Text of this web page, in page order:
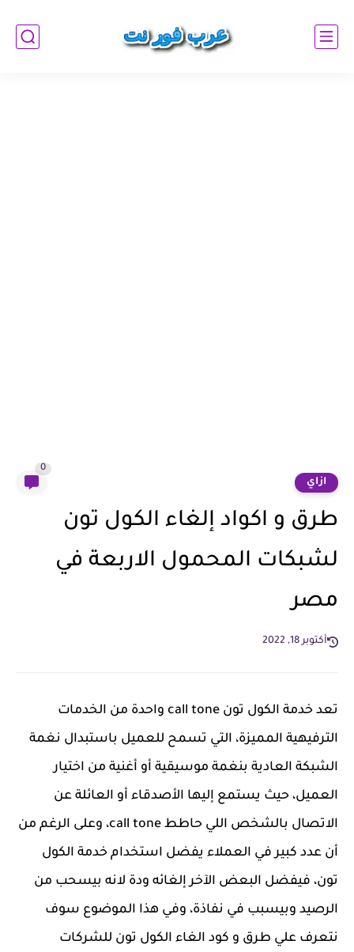
ازاي
0
طرق و اكواد إلغاء الكول تون
لشبكات المحمول الاربعة في
مصر
أكتوبر 18, 2022
تعد خدمة الكول تون call tone واحدة من الخدمات
الترفيهية المميزة، التي تسمح للعميل باستبدال نغمة
الشبكة العادية بنغمة موسيقية أو أغنية من اختيار
العميل، حيث يستمع إليها الأصدقاء أو العائلة عن
الاتصال بالشخص اللي حاطط call tone، وعلى الرغم من
أن عدد كبير في العملاء يفضل استخدام خدمة الكول
تون، فيفضل البعض الآخر إلغائه ودة لانه بيسحب من
الرصيد وبيسبب في نفاذة، وفي هذا الموضوع سوف
نتعرف علي طرق و كود الغاء الكول تون للشركات